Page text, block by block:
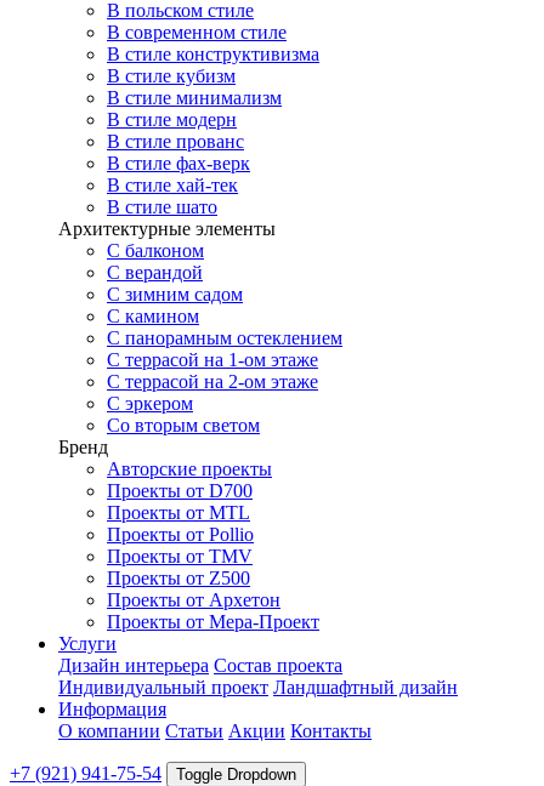
В польском стиле
В современном стиле
В стиле конструктивизма
В стиле кубизм
В стиле минимализм
В стиле модерн
В стиле прованс
В стиле фах-верк
В стиле хай-тек
В стиле шато
Архитектурные элементы
С балконом
С верандой
С зимним садом
С камином
С панорамным остеклением
С террасой на 1-ом этаже
С террасой на 2-ом этаже
С эркером
Со вторым светом
Бренд
Авторские проекты
Проекты от D700
Проекты от MTL
Проекты от Pollio
Проекты от TMV
Проекты от Z500
Проекты от Архетон
Проекты от Мера-Проект
Услуги
Дизайн интерьера Состав проекта
Индивидуальный проект Ландшафтный дизайн
Информация
О компании Статьи Акции Контакты
+7 (921) 941-75-54 Toggle Dropdown